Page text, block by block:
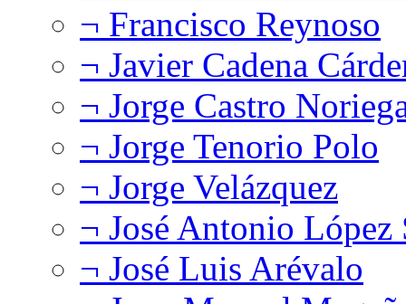
¬ Francisco Reynoso
¬ Javier Cadena
¬ Jorge Castro
¬ Jorge Tenorio Polo
¬ Jorge Velázquez
¬ José Antonio López
¬ José Luis Arévalo